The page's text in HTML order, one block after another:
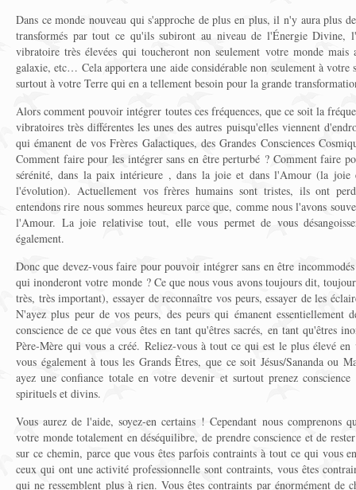
Dans ce monde nouveau qui s'approche de plus en plus, il n'y aura plus
transformés par tout ce qu'ils subiront au niveau de l'Énergie Divine,
vibratoire très élevées qui toucheront non seulement votre monde mais
galaxie, etc… Cela apportera une aide considérable non seulement à votre
surtout à votre Terre qui en a tellement besoin pour la grande
Alors comment pouvoir intégrer toutes ces fréquences, que ce soit la
vibratoires très différentes les unes des autres puisqu'elles viennent
qui émanent de vos Frères Galactiques, des Grandes Consciences
Comment faire pour les intégrer sans en être perturbé ? Comment faire
sérénité, dans la paix intérieure , dans la joie et dans l'Amour (la joie
l'évolution). Actuellement vos frères humains sont tristes, ils ont
entendons rire nous sommes heureux parce que, comme nous l'avons
l'Amour. La joie relativise tout, elle vous permet de vous
également.
Donc que devez-vous faire pour pouvoir intégrer sans en être
qui inonderont votre monde ? Ce que nous vous avons toujours dit,
très, très important), essayer de reconnaître vos peurs, essayer de les
N'ayez plus peur de vos peurs, des peurs qui émanent essentiellement
conscience de ce que vous êtes en tant qu'êtres sacrés, en tant qu'êtres
Père-Mère qui vous a créé. Reliez-vous à tout ce qui est le plus élevé
vous également à tous les Grands Êtres, que ce soit Jésus/Sananda ou
ayez une confiance totale en votre devenir et surtout prenez
spirituels et divins.
Vous aurez de l'aide, soyez-en certains ! Cependant nous comprenons
votre monde totalement en déséquilibre, de prendre conscience et de
sur ce chemin, parce que vous êtes parfois contraints à tout ce qui vous
ceux qui ont une activité professionnelle sont contraints, vous êtes
qui ne ressemblent plus à rien. Vous êtes contraints par énormément de